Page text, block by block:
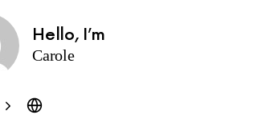
Hello, I’m
Carole